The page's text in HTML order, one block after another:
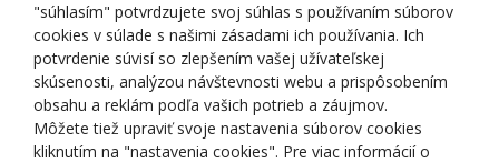
O NÁS
NAKUPOVANIE
"súhlasím" potvrdzujete svoj súhlas s používaním súborov
cookies v súlade s našimi zásadami ich používania. Ich
potvrdenie súvisí so zlepšením vašej užívateľskej
skúsenosti, analýzou návštevnosti webu a prispôsobením
obsahu a reklám podľa vašich potrieb a záujmov.
Môžete tiež upraviť svoje nastavenia súborov cookies
kliknutím na "nastavenia cookies". Pre viac informácií o